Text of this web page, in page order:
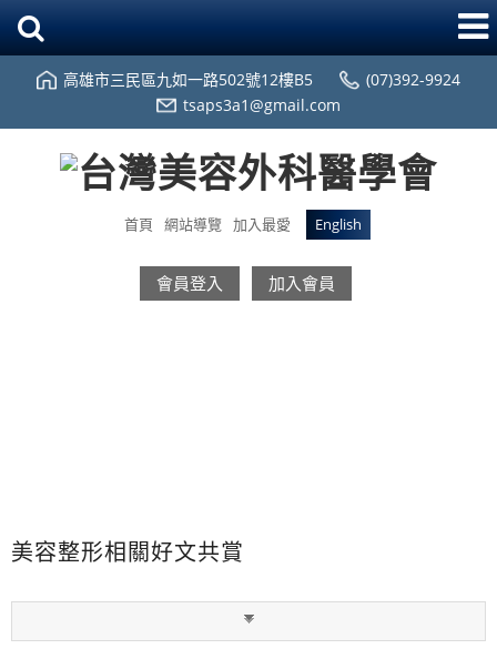
高雄市三民區九如一路502號12樓B5
(07)392-9924
tsaps3a1@gmail.com
首頁 網站導覽 加入最愛 English
會員登入 加入會員
美容整形相關好文共賞